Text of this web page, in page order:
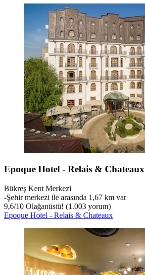
Epoque Hotel - Relais & Chateaux
Bükreş Kent Merkezi
‐Şehir merkezi ile arasında 1,67 km var
9,6/10 Olağanüstü! (1.003 yorum)
Epoque Hotel - Relais & Chateaux